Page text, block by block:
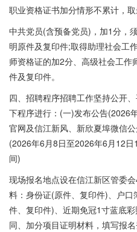
职业资格证书加分情形不累计，取
中共党员(含预备党员)，加1分，
明原件及复印件;取得助理社会工
师资格证的加2分、高级社会工
件及复印件。
四、招聘程序招聘工作坚持公开
下程序进行：(一)发布公告(2026
官网及信江新风、新欣夏埠微信
(2026年6月8日至2026年6月12
间)
现场报名地点设在信江新区管委
料：身份证(原件、复印件)、户
件、复印件)、近期免冠1寸蓝底
同、加分项目证明材料，填写报